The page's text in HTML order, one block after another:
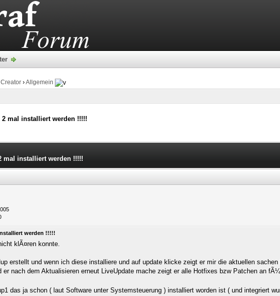
›Allgemein
2 mal installiert werden !!!!!
mal installiert werden !!!!!
werden !!!!!
klÃ¤ren konnte.
erstellt und wenn ich diese installiere und auf update klicke zeigt er mir die aktuellen sachen
nach dem Aktualisieren erneut LiveUpdate mache zeigt er alle Hotfixes bzw Patchen an
das ja schon ( laut Software unter Systemsteuerung ) installiert worden ist ( und integriert